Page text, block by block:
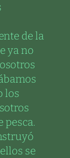
de la
ya no
los
pesca.
se